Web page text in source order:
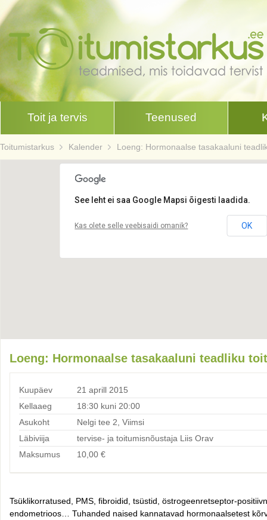
Toit ja tervis Teenused
Toitumistarkus Kalender Loeng: Hormonaalse tasakaaluni
See leht ei saa Google Mapsi õigesti laadida.
Kas olete selle veebisaidi omanik? OK
Loeng: Hormonaalse tasakaaluni teadliku
Kuupäev
21 aprill 2015
Kellaaeg
18:30 kuni 20:00
Asukoht
Nelgi tee 2, Viimsi
Läbiviija
tervise- ja toitumisnõustaja Liis Orav
Maksumus
10,00 €
Tsüklikorratused, PMS, fibroidid, tsüstid, östrogeenretseptor-
endometrioos… Tuhanded naised kannatavad hormonaalsetest